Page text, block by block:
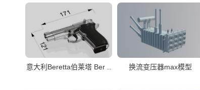
意大利Beretta伯莱塔 Ber .. 换流变压器max模型